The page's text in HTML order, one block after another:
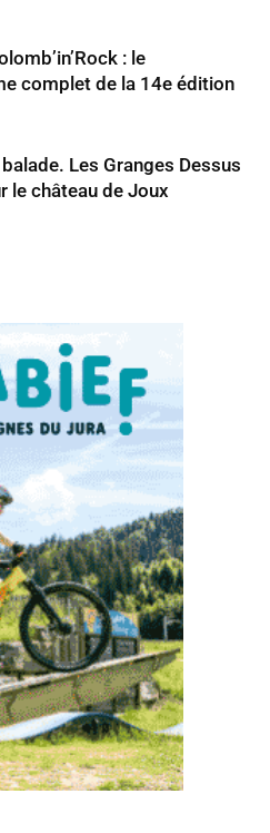
: le
complet de la 14e édition
Les Granges Dessus
le château de Joux